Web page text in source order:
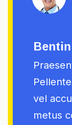
vel
metus